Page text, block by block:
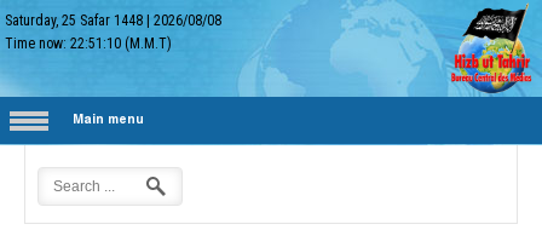
Saturday, 25 Safar 1448 |2026/08/08
Time now:22:51:11 (M.M.T)
Main menu